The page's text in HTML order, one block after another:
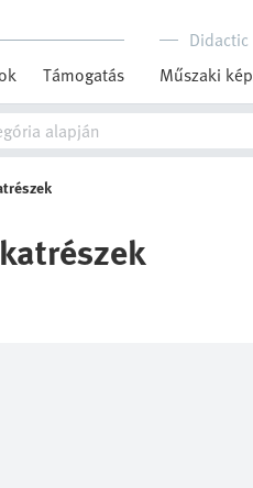
Támogatás
Didactic
Műszaki